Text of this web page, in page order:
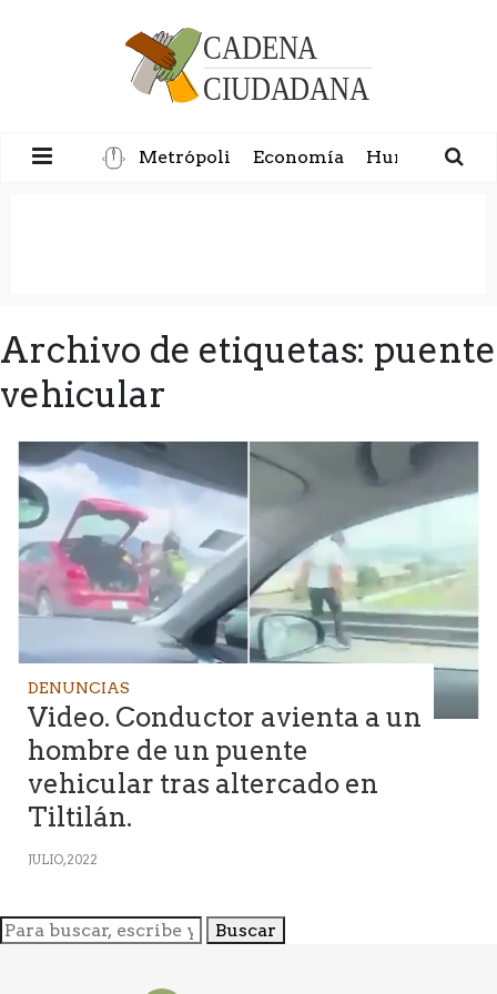
Metrópoli Economía Humanidad
Archivo de etiquetas: puente
vehicular
DENUNCIAS
Video. Conductor avienta a un
hombre de un puente
vehicular tras altercado en
Tiltilán.
JULIO, 2022
Buscar